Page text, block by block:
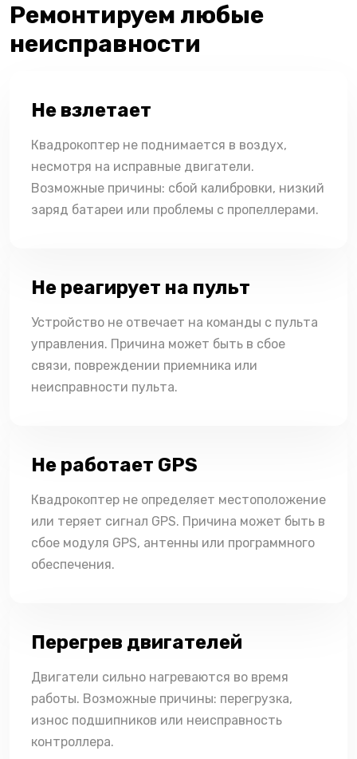
Ремонтируем любые
неисправности
Не взлетает
Квадрокоптер не поднимается в воздух,
несмотря на исправные двигатели.
Возможные причины: сбой калибровки, низкий
заряд батареи или проблемы с пропеллерами.
Не реагирует на пульт
Устройство не отвечает на команды с пульта
управления. Причина может быть в сбое
связи, повреждении приемника или
неисправности пульта.
Не работает GPS
Квадрокоптер не определяет местоположение
или теряет сигнал GPS. Причина может быть в
сбое модуля GPS, антенны или программного
обеспечения.
Перегрев двигателей
Двигатели сильно нагреваются во время
работы. Возможные причины: перегрузка,
износ подшипников или неисправность
контроллера.